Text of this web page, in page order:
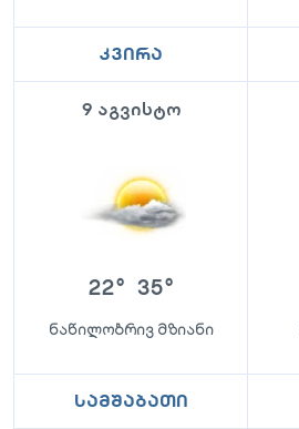
კვირა
9 აგვისტო
22° 35°
ნაწილობრივ მზიანი
სამშაბათი